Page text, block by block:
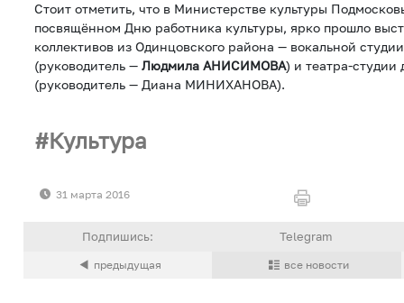
Стоит отметить, что в Министерстве культуры
посвящённом Дню работника культуры, ярко прошло
коллективов из Одинцовского района — вокальной
(руководитель — Людмила АНИСИМОВА) и театра-студии
(руководитель — Диана МИНИХАНОВА).
Культура
31 марта 2016